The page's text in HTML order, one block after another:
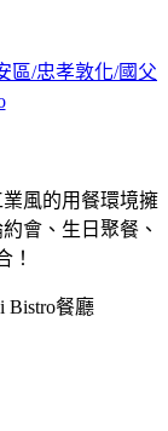
區/忠孝敦化/國父
風的用餐環境擁
會、生日聚餐、
！